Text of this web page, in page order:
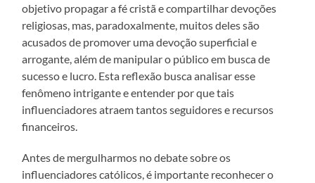
objetivo propagar a fé cristã e compartilhar devoções
religiosas, mas, paradoxalmente, muitos deles são
acusados de promover uma devoção superficial e
arrogante, além de manipular o público em busca de
sucesso e lucro. Esta reflexão busca analisar esse
fenômeno intrigante e entender por que tais
influenciadores atraem tantos seguidores e recursos
financeiros.
Antes de mergulharmos no debate sobre os
influenciadores católicos, é importante reconhecer o